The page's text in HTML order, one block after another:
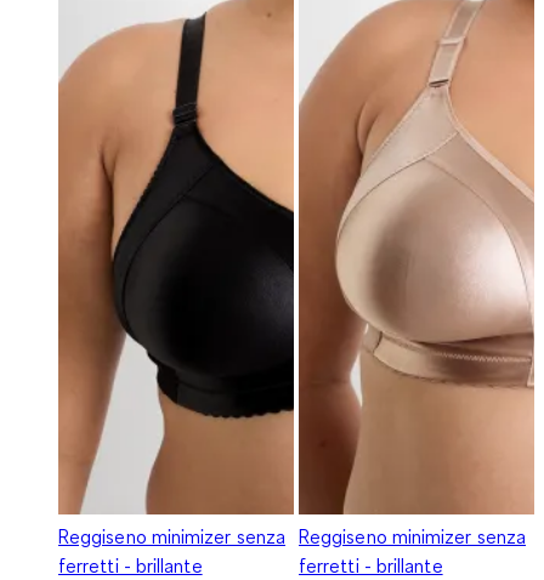
Reggiseno minimizer senza
ferretti - brillante
Reggiseno minimizer senza
ferretti - brillante